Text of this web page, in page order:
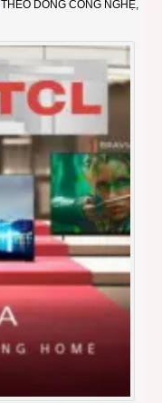
THEO DÒNG CÔNG NGHỆ